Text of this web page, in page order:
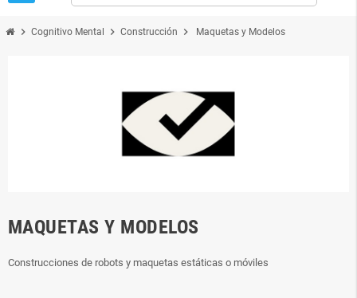
chevron_right Cognitivo Mental chevron_right Construcción chevron_right Maquetas y Modelos
MAQUETAS Y MODELOS
Construcciones de robots y maquetas estáticas o móviles